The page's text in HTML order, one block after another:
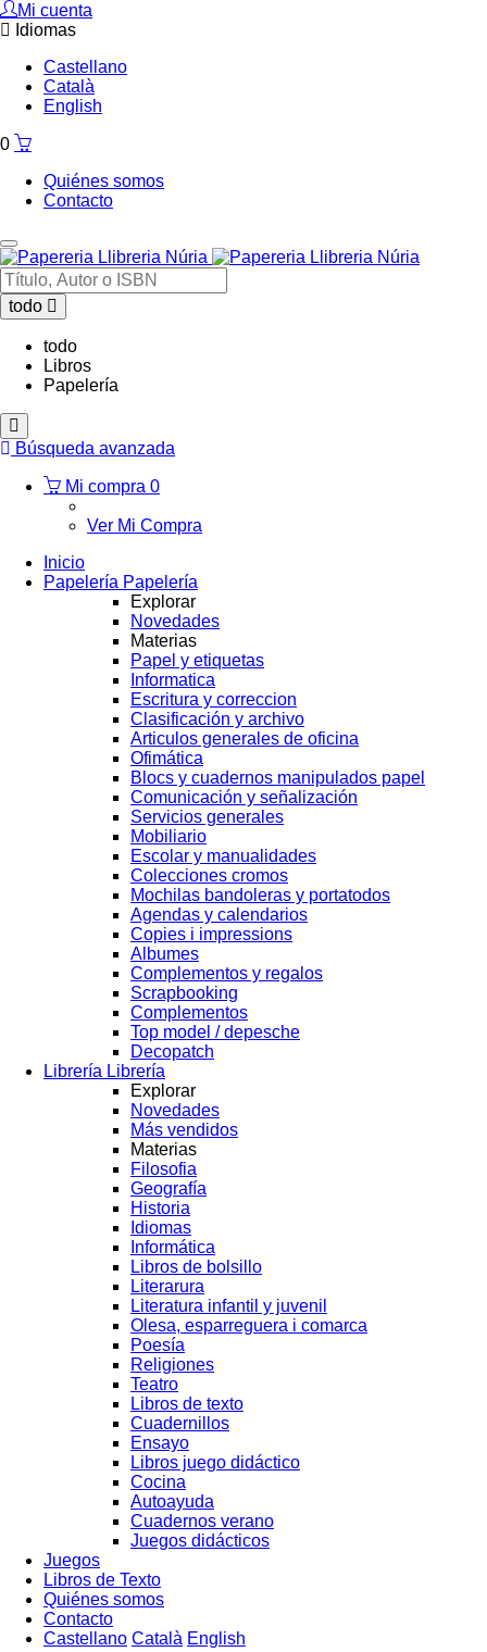
Mi cuenta
Idiomas
Castellano
Català
English
0
Quiénes somos
Contacto
todo
todo
Libros
Papelería
Búsqueda avanzada
Mi compra 0
Ver Mi Compra
Inicio
Papelería Papelería
Explorar
Novedades
Materias
Papel y etiquetas
Informatica
Escritura y correccion
Clasificación y archivo
Articulos generales de oficina
Ofimática
Blocs y cuadernos manipulados papel
Comunicación y señalización
Servicios generales
Mobiliario
Escolar y manualidades
Colecciones cromos
Mochilas bandoleras y portatodos
Agendas y calendarios
Copies i impressions
Albumes
Complementos y regalos
Scrapbooking
Complementos
Top model / depesche
Decopatch
Librería Librería
Explorar
Novedades
Más vendidos
Materias
Filosofia
Geografía
Historia
Idiomas
Informática
Libros de bolsillo
Literarura
Literatura infantil y juvenil
Olesa, esparreguera i comarca
Poesía
Religiones
Teatro
Libros de texto
Cuadernillos
Ensayo
Libros juego didáctico
Cocina
Autoayuda
Cuadernos verano
Juegos didácticos
Juegos
Libros de Texto
Quiénes somos
Contacto
Castellano Català English